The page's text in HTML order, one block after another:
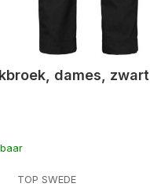
dames, zwart
TOP SWEDE